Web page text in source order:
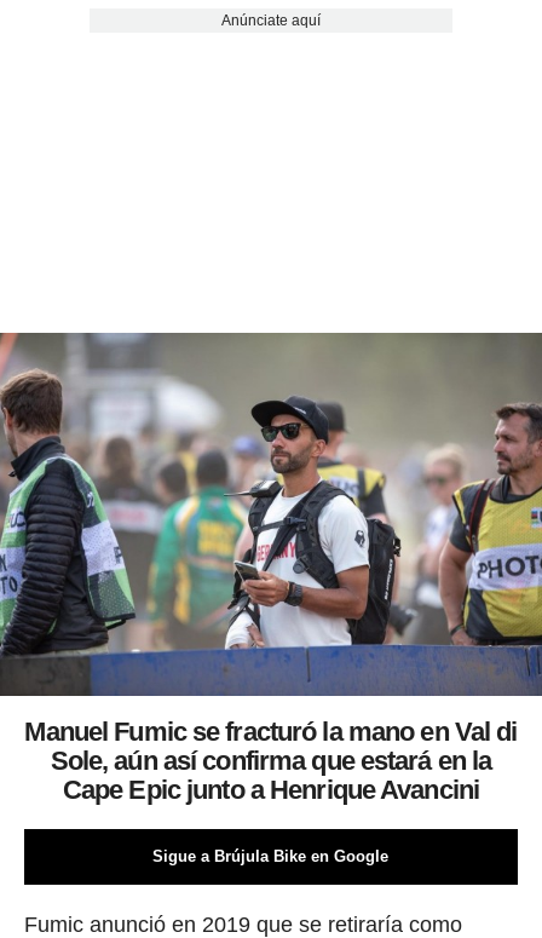
Anúnciate aquí
Manuel Fumic se fracturó la mano en Val di
Sole, aún así confirma que estará en la
Cape Epic junto a Henrique Avancini
Sigue a Brújula Bike en Google
Fumic anunció en 2019 que se retiraría como